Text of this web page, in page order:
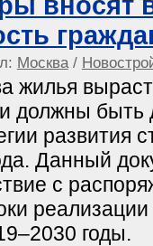
Москва/
жилья
должны быть
развития
Данный
с
реализации
годы.